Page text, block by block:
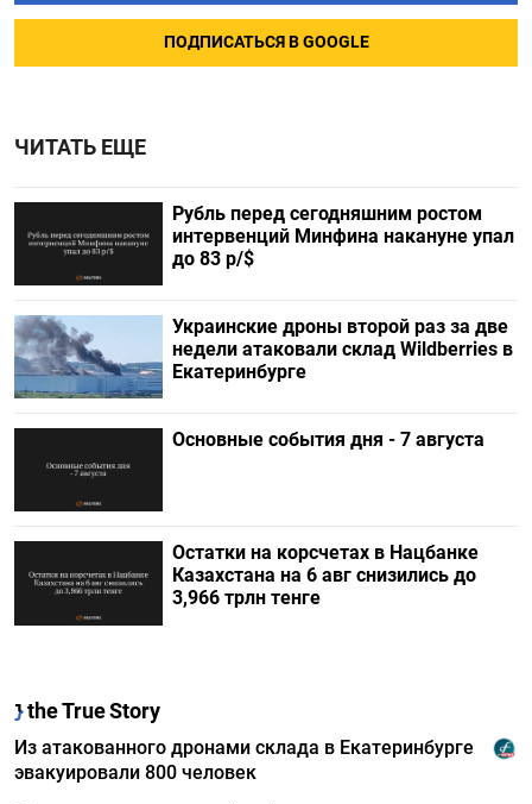
ПОДПИСАТЬСЯ В GOOGLE
ЧИТАТЬ ЕЩЕ
Рубль перед сегодняшним ростом
интервенций Минфина накануне упал
до 83 р/$
Украинские дроны второй раз за две
недели атаковали склад Wildberries в
Екатеринбурге
Основные события дня - 7 августа
Остатки на корсчетах в Нацбанке
Казахстана на 6 авг снизились до
3,966 трлн тенге